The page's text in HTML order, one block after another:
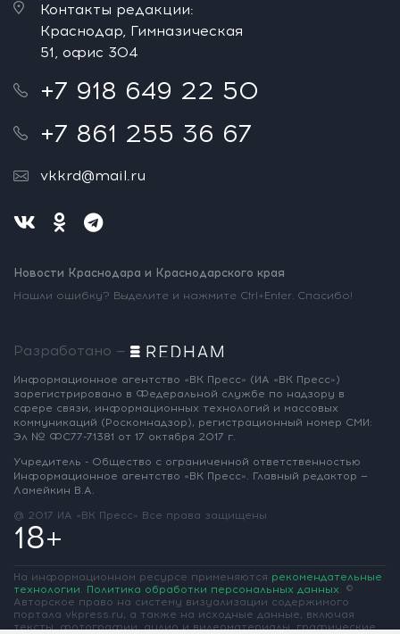
Контакты редакции:
Краснодар, Гимназическая
51, офис 304
+7 918 649 22 50
+7 861 255 36 67
vkkrd@mail.ru
Новости Краснодара и Краснодарского края
Нашли ошибку? Выделите и нажмите Ctrl+Enter. Спасибо!
Разработано —
Информационное агентство «ВК Пресс» (ИА «ВК Пресс»)
зарегистрировано в Федеральной службе по надзору в
сфере связи, информационных технологий и массовых
коммуникаций (Роскомнадзор), регистрационный номер СМИ:
Эл № ФС77-71381 от 17 октября 2017 г.
Учредитель - Общество с ограниченной ответственностью
Информационное агентство «ВК Пресс». Главный редактор —
Ламейкин В.А.
@ 2017 ИА «ВК Пресс» Все права защищены
18+
На информационном ресурсе применяются рекомендательные
технологии. Политика обработки персональных данных. ©
Авторское право на систему визуализации содержимого
портала vkpress.ru, а также на исходные данные, включая
тексты, фотографии, аудио и видеоматериалы, графические